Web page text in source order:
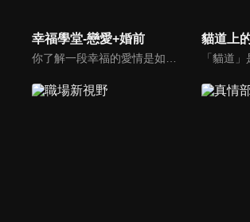
幸福學堂-戀愛+婚前 貓道上